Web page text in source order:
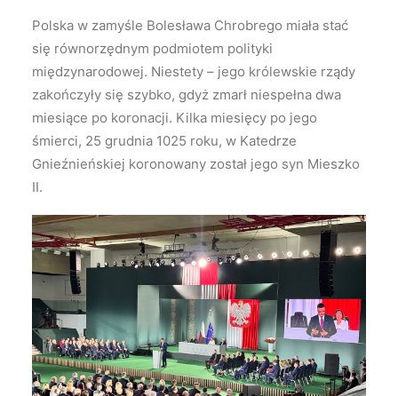
Polska w zamyśle Bolesława Chrobrego miała stać
się równorzędnym podmiotem polityki
międzynarodowej. Niestety – jego królewskie rządy
zakończyły się szybko, gdyż zmarł niespełna dwa
miesiące po koronacji. Kilka miesięcy po jego
śmierci, 25 grudnia 1025 roku, w Katedrze
Gnieźnieńskiej koronowany został jego syn Mieszko
II.